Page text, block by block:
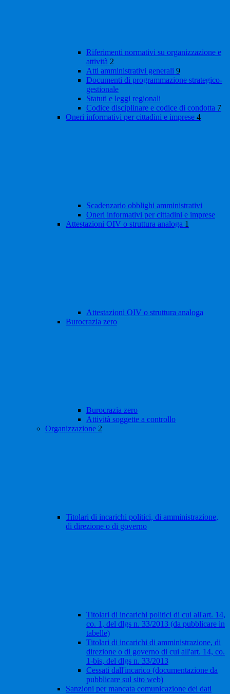
Riferimenti normativi su organizzazione e
attività 2
Atti amministrativi generali 9
Documenti di programmazione strategico-
gestionale
Statuti e leggi regionali
Codice disciplinare e codice di condotta 7
Oneri informativi per cittadini e imprese 4
Scadenzario obblighi amministrativi
Oneri informativi per cittadini e imprese
Attestazioni OIV o struttura analoga 1
Attestazioni OIV o struttura analoga
Burocrazia zero
Burocrazia zero
Attività soggette a controllo
Organizzazione 2
Titolari di incarichi politici, di amministrazione,
di direzione o di governo
Titolari di incarichi politici di cui all'art. 14,
co. 1, del dlgs n. 33/2013 (da pubblicare in
tabelle)
Titolari di incarichi di amministrazione, di
direzione o di governo di cui all'art. 14, co.
1-bis, del dlgs n. 33/2013
Cessati dall'incarico (documentazione da
pubblicare sul sito web)
Sanzioni per mancata comunicazione dei dati